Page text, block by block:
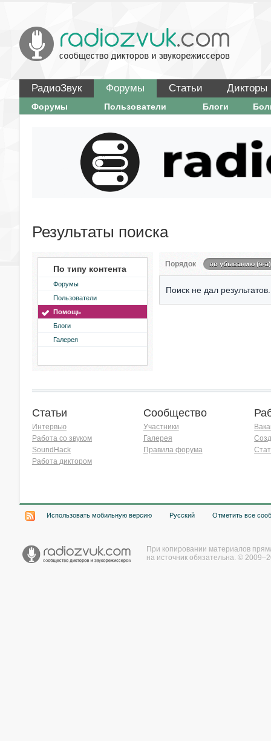
РадиоЗвук Форумы Статьи Дикторы
Форумы Пользователи Блоги
Результаты поиска
По типу контента
Форумы
Пользователи
Помощь
Блоги
Галерея
Порядок по убыванию (я-а)
Поиск не дал результатов.
Статьи
Интервью
Работа со звуком
SoundHack
Работа диктором
Сообщество
Участники
Галерея
Правила форума
Использовать мобильную версию Русский Отметить все
При копировании материалов
на источник обязательна. ©